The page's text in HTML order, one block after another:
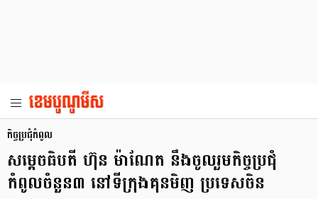
កិច្ចប្រជុំកំពូល
សម្ដេចធិបតី ហ៊ុន ម៉ាណែត នឹងចូលរួមកិច្ចប្រជុំ
កំពូលចំនួន៣ នៅទីក្រុងគុនមិញ ប្រទេសចិន